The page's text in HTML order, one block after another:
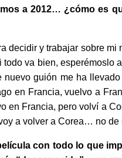
a 2012… ¿cómo es
decidir y trabajar sobre mi
va bien, esperémoslo
guión me ha
en Francia, vuelvo a
en Francia, pero volví a
a volver a Corea… no de
con todo lo que